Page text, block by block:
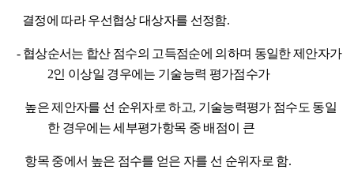
결정에 따라 우선협상 대상자를 선정함.
- 협상순서는 합산 점수의 고득점순에 의하며 동일한 제안자가
2인 이상일 경우에는 기술능력 평가점수가
높은 제안자를 선 순위자로 하고, 기술능력평가 점수도 동일
한 경우에는 세부평가항목 중 배점이 큰
항목 중에서 높은 점수를 얻은 자를 선 순위자로 함.